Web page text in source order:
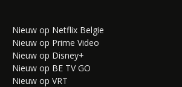
Nieuw op Netflix Belgie
Nieuw op Prime Video
Nieuw op Disney+
Nieuw op BE TV GO
Nieuw op VRT